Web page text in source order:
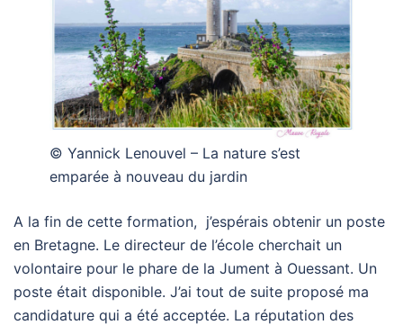
© Yannick Lenouvel – La nature s’est
emparée à nouveau du jardin
A la fin de cette formation, j’espérais obtenir un poste
en Bretagne. Le directeur de l’école cherchait un
volontaire pour le phare de la Jument à Ouessant. Un
poste était disponible. J’ai tout de suite proposé ma
candidature qui a été acceptée. La réputation des